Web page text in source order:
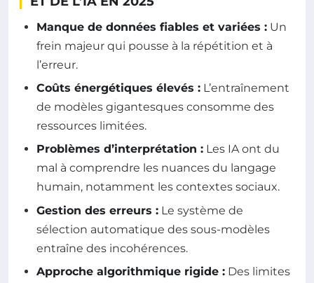
Manque de données fiables et variées : Un
frein majeur qui pousse à la répétition et à
l’erreur.
Coûts énergétiques élevés : L’entraînement
de modèles gigantesques consomme des
ressources limitées.
Problèmes d’interprétation : Les IA ont du
mal à comprendre les nuances du langage
humain, notamment les contextes sociaux.
Gestion des erreurs : Le système de
sélection automatique des sous-modèles
entraîne des incohérences.
Approche algorithmique rigide : Des limites